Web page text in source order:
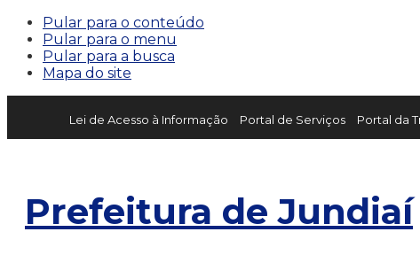
Pular para o conteúdo
Pular para o menu
Pular para a busca
Mapa do site
Lei de Acesso à Informação Portal de Serviços Portal da
Prefeitura de Jundiaí